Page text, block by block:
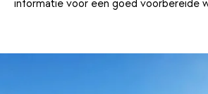
informatie voor een goed voorbereide